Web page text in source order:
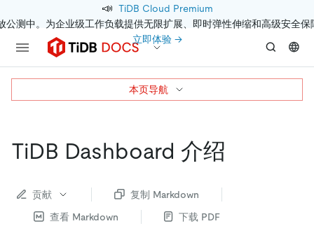
📣 TiDB Cloud Premium
公测中。为企业级工作负载提供无限扩展、即时弹性伸缩和高级安全保
立即体验 →
TiDB Dashboard 介绍
贡献
复制 Markdown
查看 Markdown
下载 PDF
本页导航